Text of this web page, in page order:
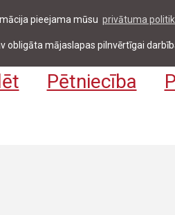
pieejama mūsu privātuma
obligāta mājaslapas pilnvērtīgai
& darbiniekiem Pieteikties
Pētniecība